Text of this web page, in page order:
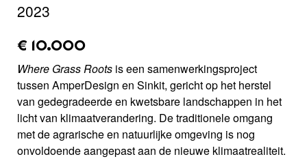
2023
amount_issued:
€ 10.000
Where Grass Roots is een samenwerkingsproject
tussen AmperDesign en Sinkit, gericht op het herstel
van gedegradeerde en kwetsbare landschappen in het
licht van klimaatverandering. De traditionele omgang
met de agrarische en natuurlijke omgeving is nog
onvoldoende aangepast aan de nieuwe klimaatrealiteit.